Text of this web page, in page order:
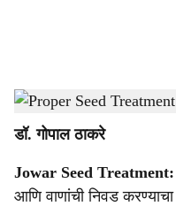
r
Proper Seed Treatment Method for
डॉ. गोपाल ठाकरे
Jowar Seed Treatment:
आणि वाणांची निवड